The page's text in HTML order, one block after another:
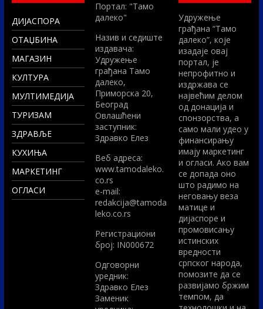
ДИЈАСПОРА
ОТАЏБИНА
МАГАЗИН
КУЛТУРА
МУЛТИМЕДИЈА
ТУРИЗАМ
ЗДРАВЉЕ
КУХИЊА
МАРКЕТИНГ
ОГЛАСИ
Портал: "Тамо
далеко"
Назив и седиште
издавача:
Удружење
грађана Тамо
далеко,
Приморска 20,
Београд
Овлашћени
заступник:
Здравко Елез
Вeб адреса:
www.tamodaleko.
co.rs
e-mail:
redakcija@tamoda
leko.co.rs
Регистрациони
број: IN000672
Одговорни
уредник:
Здравко Елез
Заменик
Удружење
грађана “Тамо
далеко”, које
изадаје овај
портал, је
непрофитно и
издржава се
највећим делом
од донација и
спонзорства, а
само мали удео у
финансирању
имају маркетинг
и огласи. Ако вам
се допада оно
што радимо на
неговању веза
матице и
дијаспоре и
промовисању
истинских
вредности
српског народа,
помозите да се
развијамо бржим
темпом, да